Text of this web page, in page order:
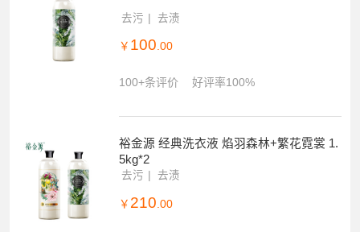
去污 去渍
￥ 100.00
100+条评价 好评率100%
裕金源 经典洗衣液 焰羽森林+繁花霓裳 1.
5kg*2
去污 去渍
￥ 210.00